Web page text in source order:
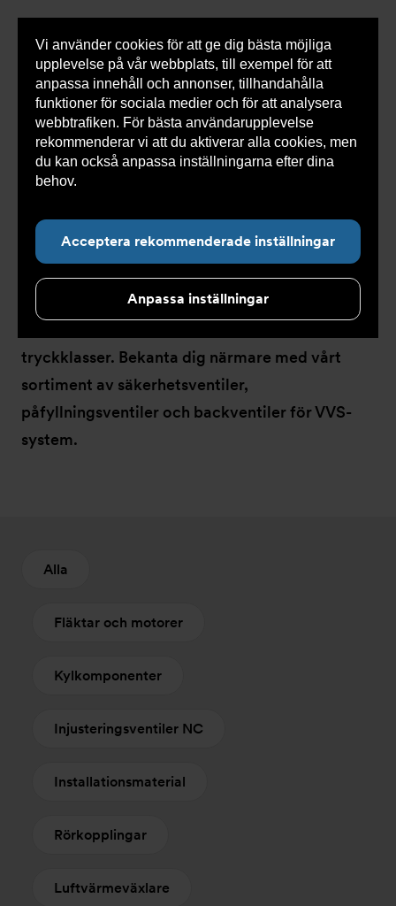
Vi använder cookies för att ge dig bästa möjliga
upplevelse på vår webbplats, till exempel för att
anpassa innehåll och annonser, tillhandahålla
funktioner för sociala medier och för att analysera
webbtrafiken. För bästa användarupplevelse
rekommenderar vi att du aktiverar alla cookies, men
du kan också anpassa inställningarna efter dina
behov.
Acceptera rekommenderade inställningar
Anpassa inställningar
0 varorSnabborder
Du
här:
Armatec > Produkter > Kyla > Ventiler NC
Ventiler NC
Våra NC ventiler för kyla finns i en mängd
tryckklasser. Bekanta dig närmare med vårt
sortiment av säkerhetsventiler,
påfyllningsventiler och backventiler för VVS-
system.
Alla
Fläktar och motorer
Kylkomponenter
Injusteringsventiler NC
Installationsmaterial
Rörkopplingar
Luftvärmeväxlare